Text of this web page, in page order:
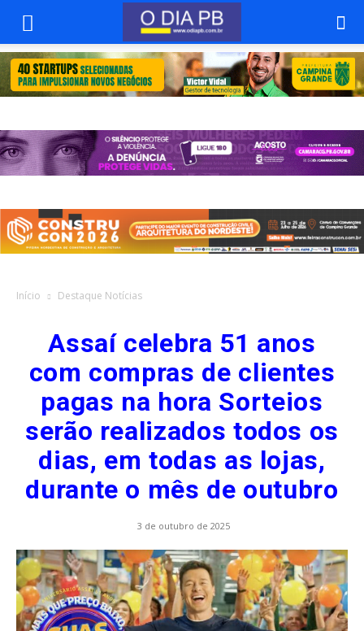
Início Destaque Notícias
Assaí celebra 51 anos
com compras de clientes
pagas na hora Sorteios
serão realizados todos os
dias, em todas as lojas,
durante o mês de outubro
3 de outubro de 2025